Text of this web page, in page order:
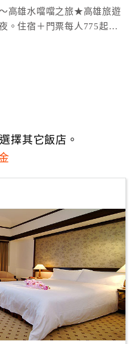
高雄水噹噹之旅★高雄旅遊
。住宿＋門票每人775起～
擇其它飯店。